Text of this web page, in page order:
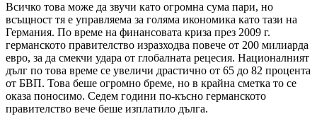
Всичко това може да звучи като огромна сума пари, но
всъщност тя е управляема за голяма икономика като тази на
Германия. По време на финансовата криза през 2009 г.
германското правителство изразходва повече от 200 милиарда
евро, за да смекчи удара от глобалната рецесия. Националният
дълг по това време се увеличи драстично от 65 до 82 процента
от БВП. Това беше огромно бреме, но в крайна сметка то се
оказа поносимо. Седем години по-късно германското
правителство вече беше изплатило дълга.